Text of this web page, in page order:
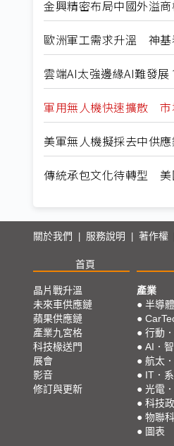
金興精密布局中國外溢
歐洲軍工需求升溫 神基
雲端AI太強邊緣AI難發
軍用無人機快速擴散 市
美軍無人機擬採去中供
傳統承包文化待轉型 美
關於我們 服務說明 著作權
首頁
晶片戰升溫
未來車供應鏈
蘋果供應鏈
產業九宮格
科技椽送門
展會
影音
修訂與更新
產業
● 半導
●
● 行動
● AI．
● 航太
● IT．
● 光電
● 科技
● 物聯
● 圖表